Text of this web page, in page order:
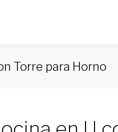
Torre para Horno